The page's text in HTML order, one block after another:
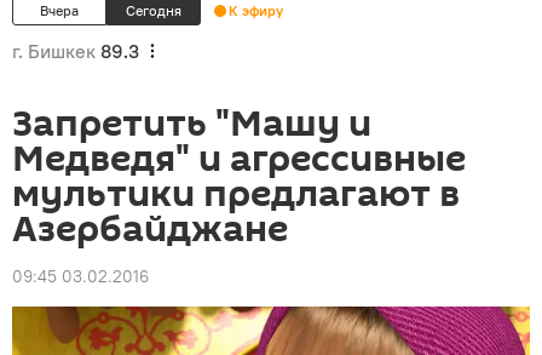
Вчера Сегодня К эфиру
г. Бишкек 89.3
Запретить "Машу и
Медведя" и агрессивные
мультики предлагают в
Азербайджане
09:45 03.02.2016